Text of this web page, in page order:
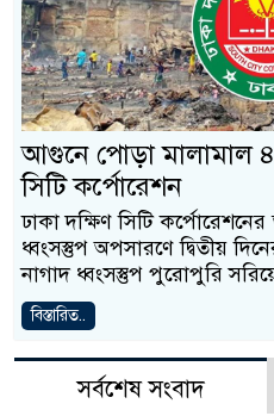
আগুনে পোড়া মালামাল
সিটি কর্পোরেশন
ঢাকা দক্ষিণ সিটি কর্পোরেশনের
ধ্বংসস্তুপ অপসারণে দ্বিতীয়
নাগাদ ধ্বংসস্তুপ পুরোপুরি
বিস্তারিত..
সর্বশেষ সংবাদ